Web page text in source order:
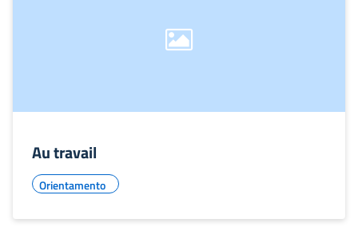
Au travail
Orientamento